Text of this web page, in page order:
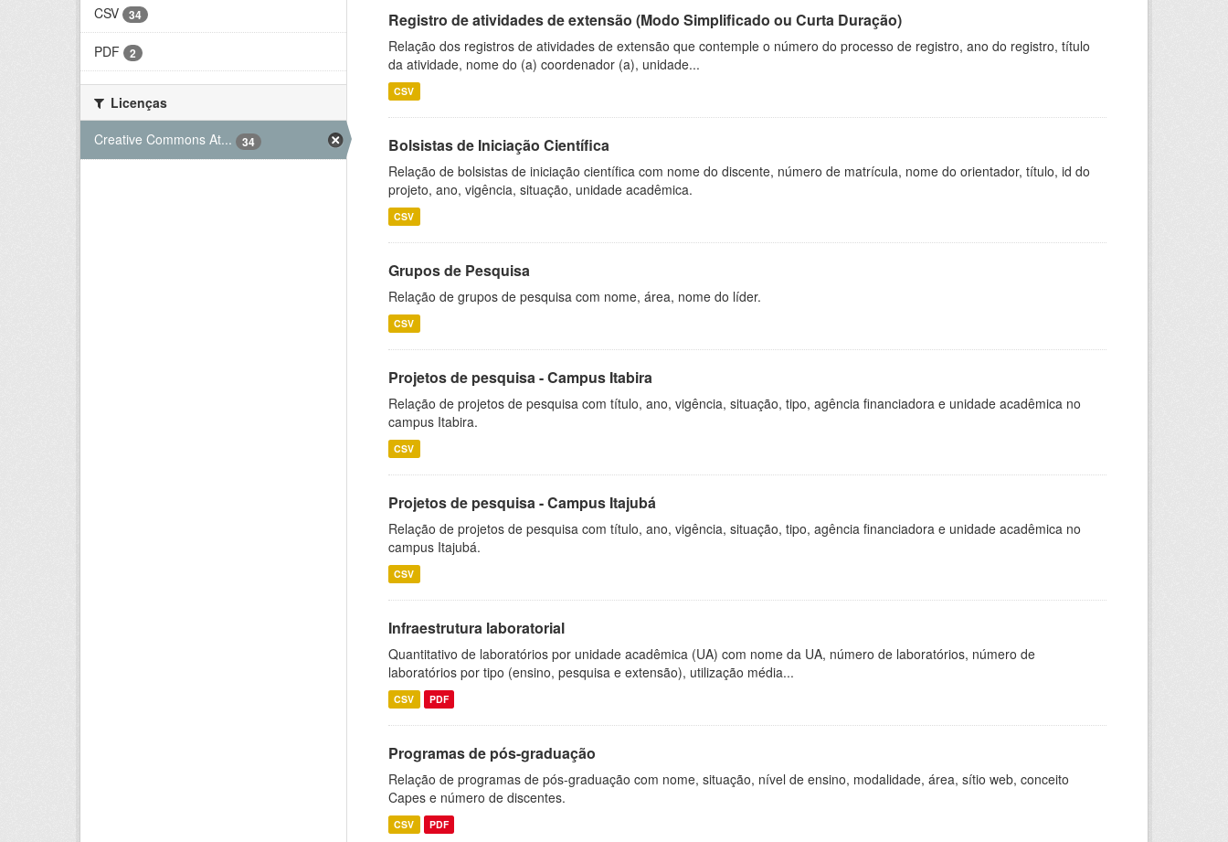
CSV
34
PDF 2
Licenças
Creative Commons At...
34
Registro de atividades de extensão (Modo Simplificado ou Curta Duração)
Relação dos registros de atividades de extensão que contemple o número do processo de registro, ano do registro, título
da atividade, nome do (a) coordenador (a), unidade...
CSV
Bolsistas de Iniciação Científica
Relação de bolsistas de iniciação científica com nome do discente, número de matrícula, nome do orientador, título, id do
projeto, ano, vigência, situação, unidade acadêmica.
CSV
Grupos de Pesquisa
Relação de grupos de pesquisa com nome, área, nome do líder.
CSV
Projetos de pesquisa - Campus Itabira
Relação de projetos de pesquisa com título, ano, vigência, situação, tipo, agência financiadora e unidade acadêmica no
campus Itabira.
CSV
Projetos de pesquisa - Campus Itajubá
Relação de projetos de pesquisa com título, ano, vigência, situação, tipo, agência financiadora e unidade acadêmica no
campus Itajubá.
CSV
Infraestrutura laboratorial
Quantitativo de laboratórios por unidade acadêmica (UA) com nome da UA, número de laboratórios, número de
laboratórios por tipo (ensino, pesquisa e extensão), utilização média...
CSV PDF
Programas de pós-graduação
Relação de programas de pós-graduação com nome, situação, nível de ensino, modalidade, área, sítio web, conceito
Capes e número de discentes.
CSV PDF